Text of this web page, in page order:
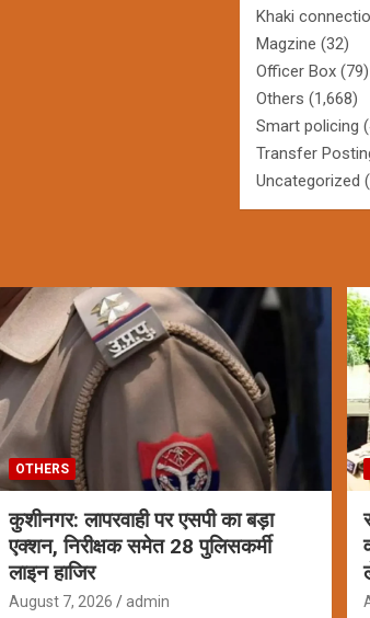
Khaki
Magzine (32)
Officer Box (79)
Others (1,668)
Smart policing
Transfer
Uncategorized
OTHERS
कुशीनगर: लापरवाही पर एसपी का बड़ा
एक्शन, निरीक्षक समेत 28 पुलिसकर्मी
लाइन हाजिर
August 7, 2026 admin